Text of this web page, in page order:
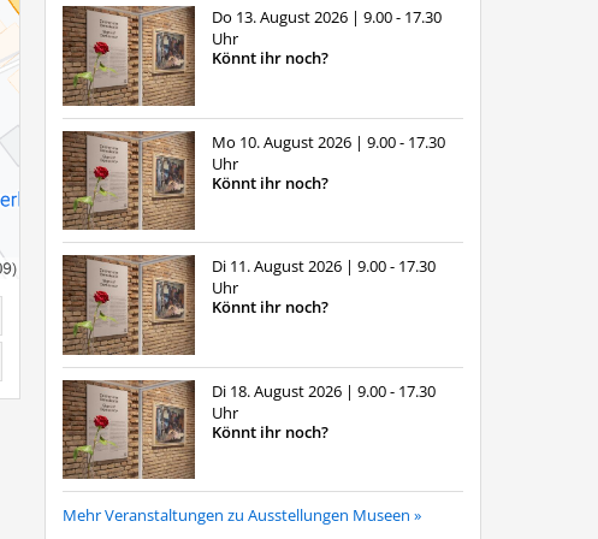
Do 13. August 2026 | 9.00 - 17.30
Uhr
Könnt ihr noch?
Mo 10. August 2026 | 9.00 - 17.30
Uhr
Könnt ihr noch?
Di 11. August 2026 | 9.00 - 17.30
Uhr
Könnt ihr noch?
Di 18. August 2026 | 9.00 - 17.30
Uhr
Könnt ihr noch?
Mehr Veranstaltungen zu Ausstellungen Museen »